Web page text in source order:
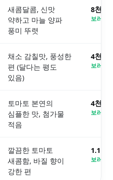
새콤달콤, 신맛
약하고 마늘 양파
풍미 뚜렷
8천원
보러가
채소 감칠맛, 풍성한
편 (달다는 평도
있음)
4천원
보러가
토마토 본연의
심플한 맛, 첨가물
적음
4천원
보러가
깔끔한 토마토
새콤함, 바질 향이
강한 편
1.1만
보러가